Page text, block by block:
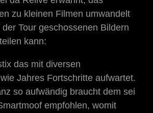
zu kleinen Filmen umwandelt
Tour geschossenen Bildern
kann:
das mit diversen
Jahres Fortschritte aufwartet.
so aufwändig braucht dem sei
empfohlen, womit